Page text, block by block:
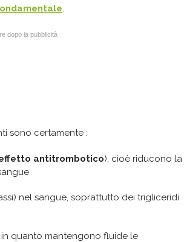
.
dopo la pubblicità
sono certamente :
antitrombotico), cioè riducono la
nel sangue, soprattutto dei trigliceridi
quanto mantengono fluide le